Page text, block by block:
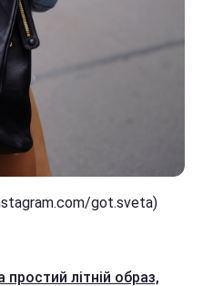
got.sveta)
літній образ,